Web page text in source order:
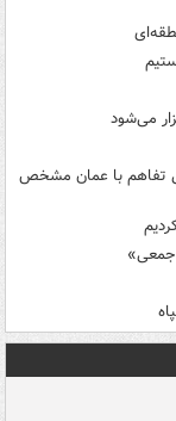
می‌شود
تفاهم با عمان مشخص
جمعی»